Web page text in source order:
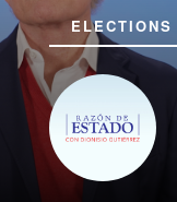
ELECTIONS